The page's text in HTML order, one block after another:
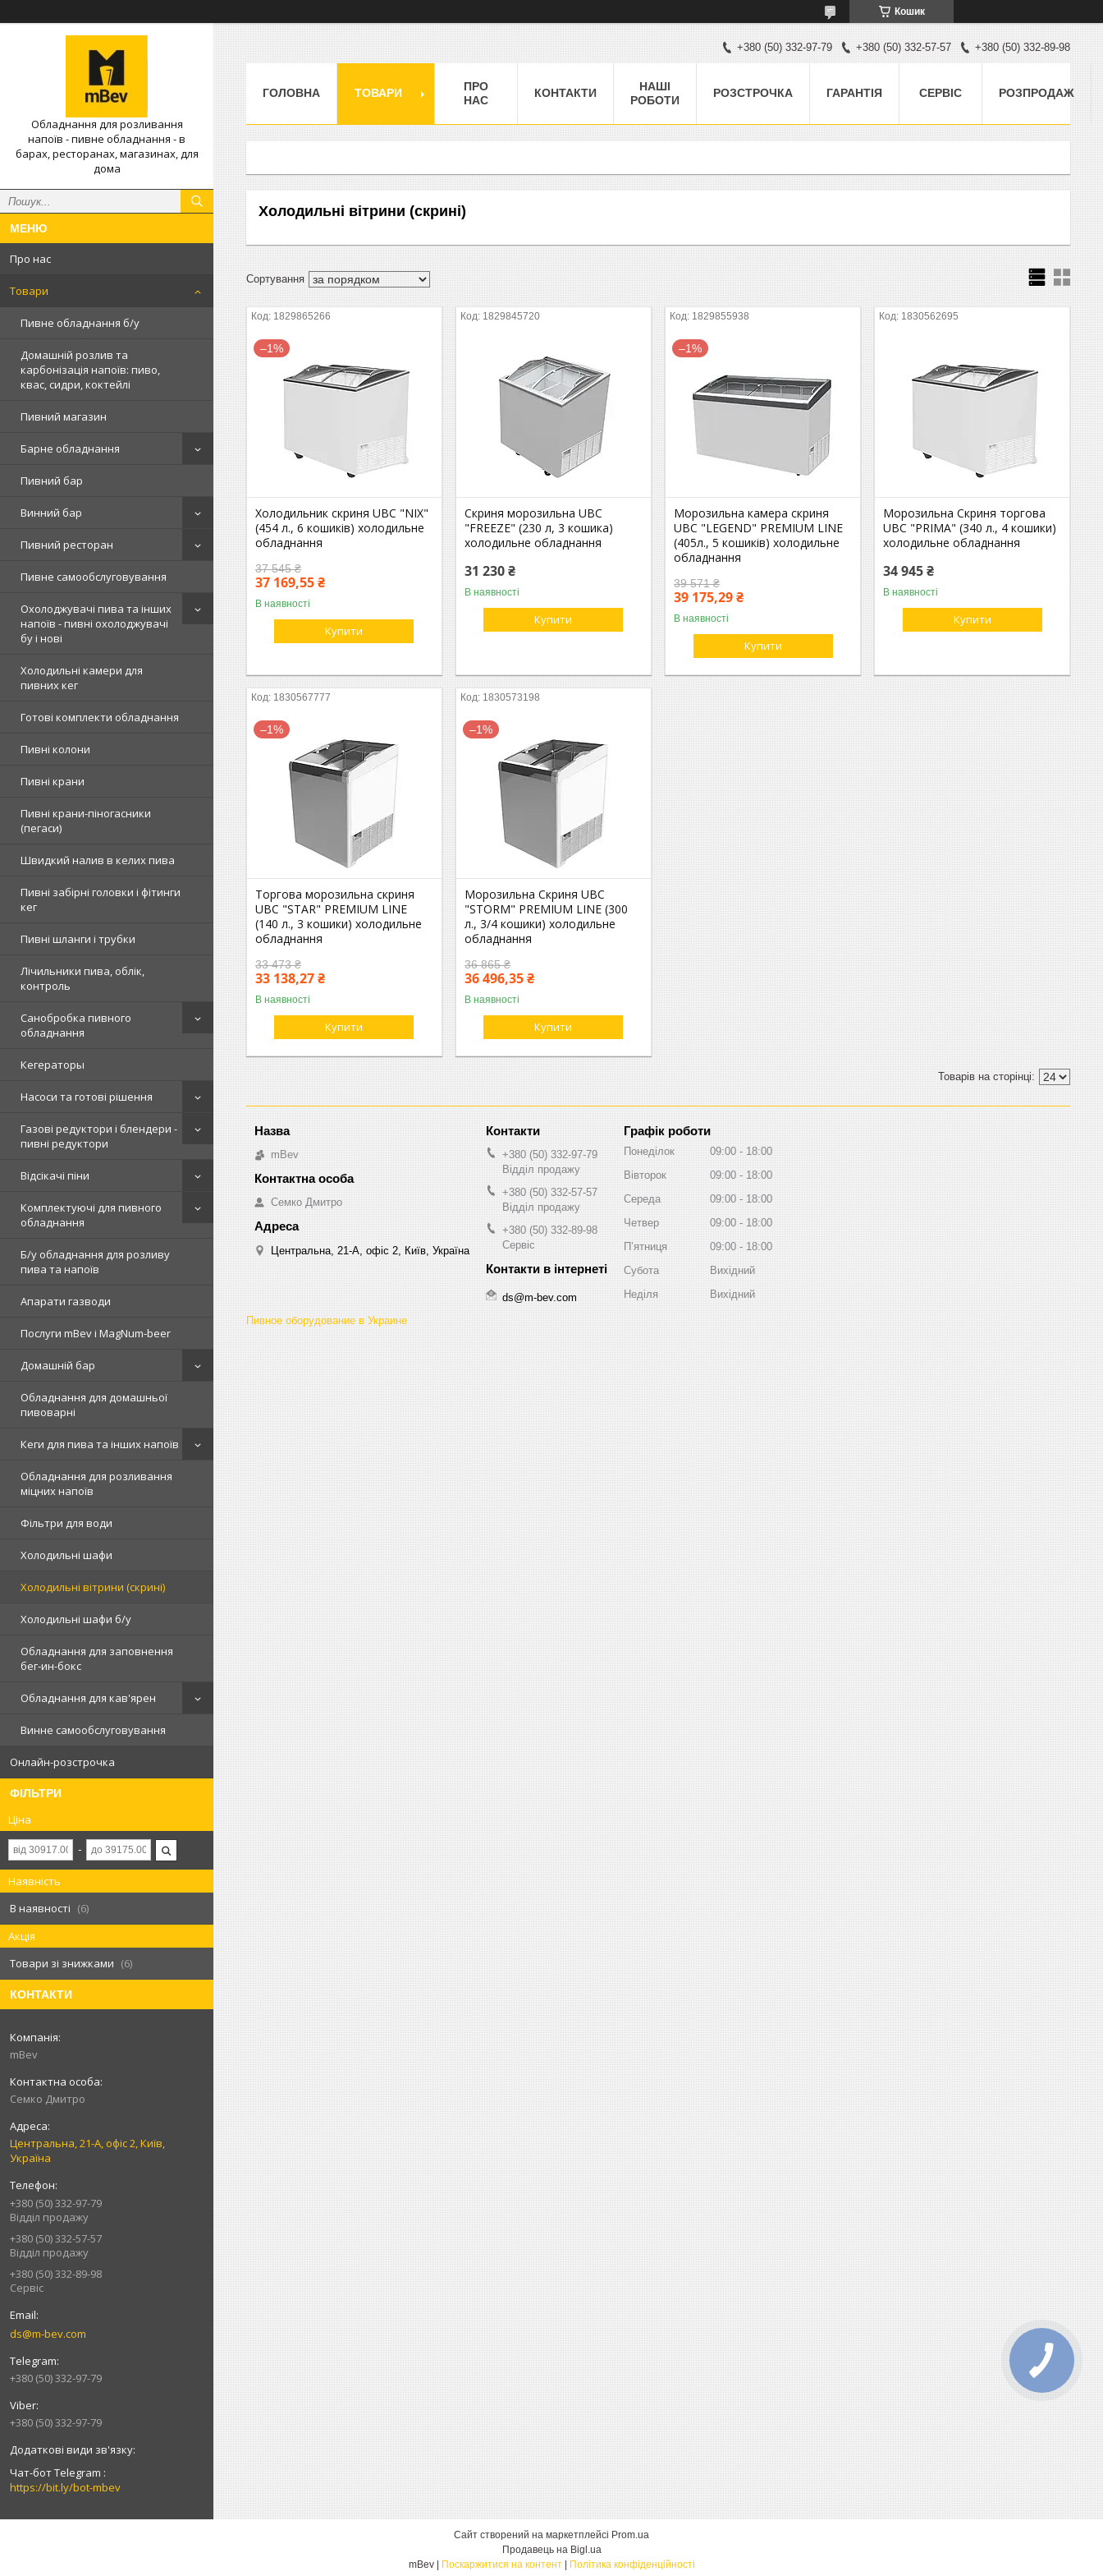
Кошик
Обладнання для розливання
напоїв - пивне обладнання - в
барах, ресторанах, магазинах, для
дома
Про нас
Товари
Пивне обладнання б/у
Домашній розлив та
карбонізація напоїв: пиво,
квас, сидри, коктейлі
Пивний магазин
Барне обладнання
Пивний бар
Винний бар
Пивний ресторан
Пивне самообслуговування
Охолоджувачі пива та інших
напоїв - пивні охолоджувачі
бу і нові
Холодильні камери для
пивних кег
Готові комплекти обладнання
Пивні колони
Пивні крани
Пивні крани-піногасники
(пегаси)
Швидкий налив в келих пива
Пивні забірні головки і фітинги
кег
Пивні шланги і трубки
Лічильники пива, облік,
контроль
Санобробка пивного
обладнання
Кегераторы
Насоси та готові рішення
Газові редуктори і блендери -
пивні редуктори
Відсікачі піни
Комплектуючі для пивного
обладнання
Б/у обладнання для розливу
пива та напоїв
Апарати газводи
Послуги mBev і MagNum-beer
Домашній бар
Обладнання для домашньої
пивоварні
Кеги для пива та інших напоїв
Обладнання для розливання
міцних напоїв
Фільтри для води
Холодильні шафи
Холодильні вітрини (скрині)
Холодильні шафи б/у
Обладнання для заповнення
бег-ин-бокс
Обладнання для кав'ярен
Винне самообслуговування
Онлайн-розстрочка
ФІЛЬТРИ
Ціна
Наявність
В наявності
6
Акція
Товари зі знижками
6
КОНТАКТИ
mBev
Cемко Дмитро
Центральна, 21-А, офіс 2, Київ,
Україна
+380 (50) 332-97-79
Відділ продажу
+380 (50) 332-57-57
Відділ продажу
+380 (50) 332-89-98
Сервіс
ds@m-bev.com
+380 (50) 332-97-79
+380 (50) 332-97-79
Чат-бот Telegram
https://bit.ly/bot-mbev
+380 (50) 332-97-79 +380 (50) 332-57-57 +380 (50) 332-89-98
ГОЛОВНА ТОВАРИ
ПРО
НАС
КОНТАКТИ
НАШІ
РОБОТИ
РОЗСТРОЧКА ГАРАНТІЯ СЕРВІС РОЗПРОДАЖ
Холодильні вітрини (скрині)
1829865266
–1%
Холодильник скриня UBC "NIX"
(454 л., 6 кошиків) холодильне
обладнання
37 545 ₴
37 169,55 ₴
В наявності
Купити
1829845720
Скриня морозильна UBC
"FREEZE" (230 л, 3 кошика)
холодильне обладнання
31 230 ₴
В наявності
Купити
1829855938
–1%
Морозильна камера скриня
UBC "LEGEND" PREMIUM LINE
(405л., 5 кошиків) холодильне
обладнання
39 571 ₴
39 175,29 ₴
В наявності
Купити
1830562695
Морозильна Скриня торгова
UBC "PRIMA" (340 л., 4 кошики)
холодильне обладнання
34 945 ₴
В наявності
Купити
1830567777
–1%
Торгова морозильна скриня
UBC "STAR" PREMIUM LINE
(140 л., 3 кошики) холодильне
обладнання
33 473 ₴
33 138,27 ₴
В наявності
Купити
1830573198
–1%
Морозильна Скриня UBC
"STORM" PREMIUM LINE (300
л., 3/4 кошики) холодильне
обладнання
36 865 ₴
36 496,35 ₴
В наявності
Купити
mBev
Cемко Дмитро
Центральна, 21-А, офіс 2, Київ, Україна
+380 (50) 332-97-79
Відділ продажу
+380 (50) 332-57-57
Відділ продажу
+380 (50) 332-89-98
Сервіс
ds@m-bev.com
Графік роботи
Понеділок 09:00
18:00
Вівторок
09:00
18:00
Середа
09:00
18:00
Четвер
09:00
18:00
Пʼятниця
09:00
18:00
Субота
Вихідний
Неділя
Вихідний
Пивное оборудование в Украине
Сайт створений на маркетплейсі Prom.ua
Продавець на Bigl.ua
mBev | Поскаржитися на контент | Політика конфіденційності